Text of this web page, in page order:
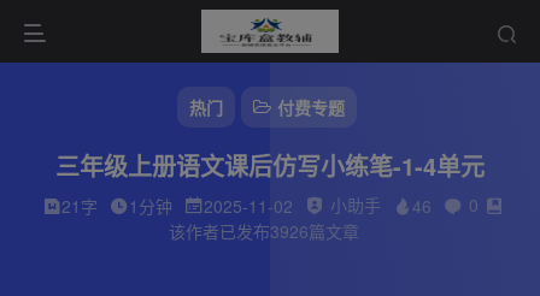
热门 付费专题
三年级上册语文课后仿写小练笔-1-4单元
21字 1分钟 2025-11-02 小助手 46
0
该作者已发布3926篇文章